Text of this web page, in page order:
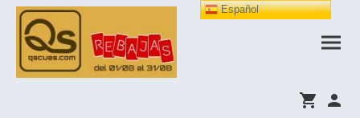
Español